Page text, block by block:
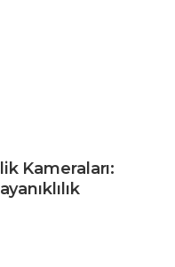
Kameraları: